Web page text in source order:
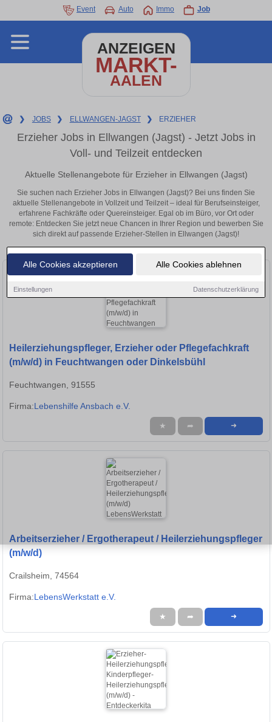
Alle Cookies akzeptieren Alle Cookies ablehnen
Einstellungen Datenschutzerklärung
Event Auto Immo Job
ANZEIGEN
MARKT-
AALEN
❯ JOBS ❯ ELLWANGEN-JAGST ❯ ERZIEHER
Erzieher Jobs in Ellwangen (Jagst) - Jetzt Jobs in
Voll- und Teilzeit entdecken
Aktuelle Stellenangebote für Erzieher in Ellwangen (Jagst)
Sie suchen nach Erzieher Jobs in Ellwangen (Jagst)? Bei uns finden Sie
aktuelle Stellenangebote in Vollzeit und Teilzeit – ideal für Berufseinsteiger,
erfahrene Fachkräfte oder Quereinsteiger. Egal ob im Büro, vor Ort oder
remote: Entdecken Sie jetzt neue Chancen in Ihrer Region und bewerben Sie
sich direkt auf passende Erzieher-Stellen in Ellwangen (Jagst)!
Heilerziehungspfleger, Erzieher oder Pflegefachkraft
(m/w/d) in Feuchtwangen oder Dinkelsbühl
Feuchtwangen, 91555
Firma:Lebenshilfe Ansbach e.V.
★ ➦ ➜
Arbeitserzieher / Ergotherapeut / Heilerziehungspfleger
(m/w/d)
Crailsheim, 74564
Firma:LebensWerkstatt e.V.
★ ➦ ➜